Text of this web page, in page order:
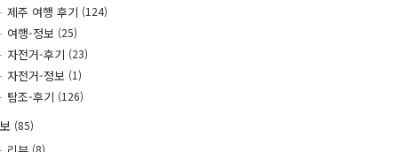
제주 여행 후기 (124)
여행-정보 (25)
자전거-후기 (23)
자전거-정보 (1)
탐조-후기 (126)
(85)
(8)